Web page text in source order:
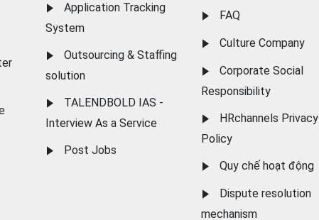
Application Tracking
System
Outsourcing & Staffing
solution
TALENDBOLD IAS -
Interview As a Service
Post Jobs
FAQ
Culture Company
Corporate Social
Responsibility
HRchannels Privacy
Policy
Quy chế hoạt động
Dispute resolution
mechanism